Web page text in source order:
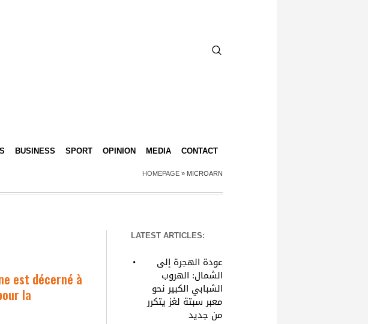
BUSINESS SPORT OPINION MEDIA CONTACT
HOMEPAGE » MICROARN
est décerné à
la
LATEST ARTICLES:
عودة الهجرة إلى
الشمال: الهروب
الشبابي الكبير نحو
معبر سبتة لغز يتكرر
من جديد